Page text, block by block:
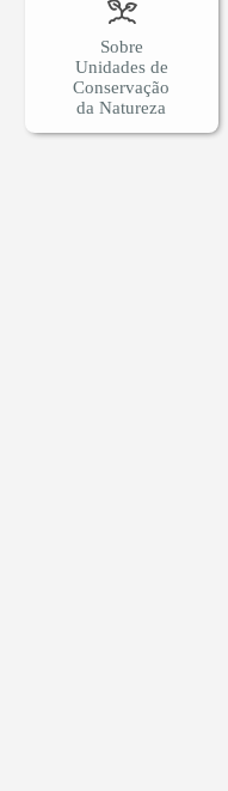
Sobre
Unidades de
Conservação
da Natureza